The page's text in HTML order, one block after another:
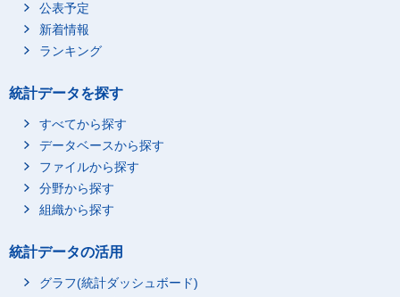
公表予定
新着情報
ランキング
統計データを探す
すべてから探す
データベースから探す
ファイルから探す
分野から探す
組織から探す
統計データの活用
グラフ(統計ダッシュボード)